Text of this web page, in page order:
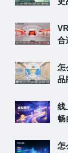
合
怎
品
线
畅
怎